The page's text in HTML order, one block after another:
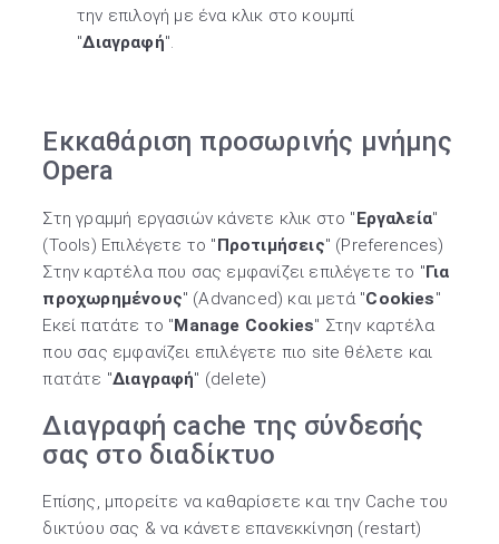
την επιλογή με ένα κλικ στο κουμπί
"Διαγραφή".
Εκκαθάριση προσωρινής μνήμης
Opera
Στη γραμμή εργασιών κάνετε κλικ στο "Εργαλεία"
(Tools) Επιλέγετε το "Προτιμήσεις" (Preferences)
Στην καρτέλα που σας εμφανίζει επιλέγετε το "Για
προχωρημένους" (Advanced) και μετά "Cookies"
Εκεί πατάτε το "Manage Cookies" Στην καρτέλα
που σας εμφανίζει επιλέγετε πιο site θέλετε και
πατάτε "Διαγραφή" (delete)
Διαγραφή cache της σύνδεσής
σας στο διαδίκτυο
Επίσης, μπορείτε να καθαρίσετε και την Cache του
δικτύου σας & να κάνετε επανεκκίνηση (restart)